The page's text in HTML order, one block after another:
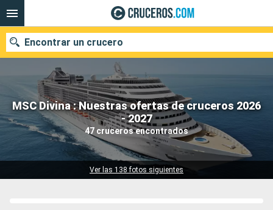
MSC Divina : Nuestras ofertas de cruceros 2026
- 2027
47 cruceros encontrados
Ver las 138 fotos siguientes
Encontrar un crucero
Nuestros destinos
Fecha de salida